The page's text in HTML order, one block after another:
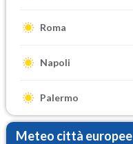
Roma
Napoli
Palermo
Meteo città europee